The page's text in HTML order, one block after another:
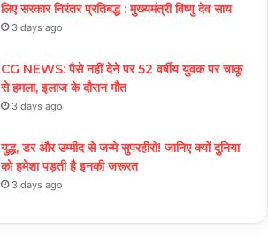
लिए सरकार निरंतर प्रतिबद्ध : मुख्यमंत्री विष्णु देव साय
3 days ago
CG NEWS: पैसे नहीं देने पर 52 वर्षीय युवक पर चाकू
से हमला, इलाज के दौरान मौत
3 days ago
युद्ध, डर और उम्मीद से जन्मे सुपरहीरो! जानिए क्यों दुनिया
को हमेशा पड़ती है इनकी जरूरत
3 days ago